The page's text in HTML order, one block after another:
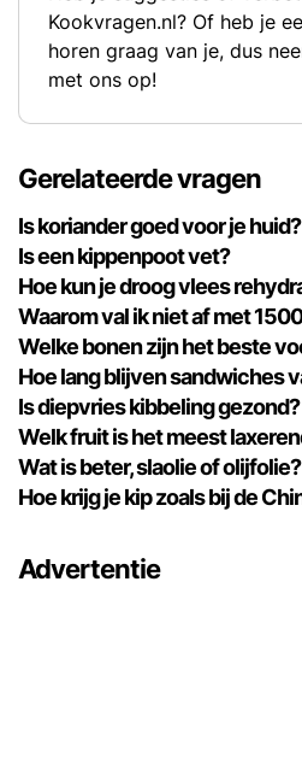
Kookvragen.nl? Of heb je
horen graag van je, dus
met ons op!
Gerelateerde vragen
Is koriander goed voor je huid?
Is een kippenpoot vet?
Hoe kun je droog vlees
Waarom val ik niet af met
Welke bonen zijn het beste
Hoe lang blijven sandwiches
Is diepvries kibbeling gezond?
Welk fruit is het meest
Wat is beter, slaolie of olijfolie?
Hoe krijg je kip zoals bij de
Advertentie